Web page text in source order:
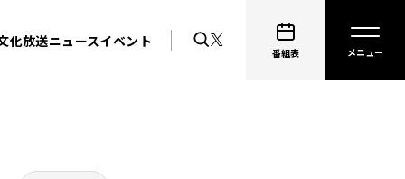
化放送ニュースイベント
番組表